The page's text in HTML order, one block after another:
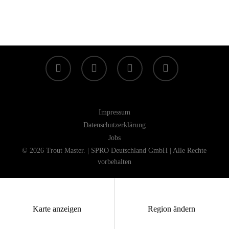
Karte anzeigen Region ändern
facebook linkedin youtube instagram
Impressum
Datenschutzerklärung
Jobs
© 2026 Trout Master. | SPRO Deutschland GmbH | Alle Rechte
vorbehalten